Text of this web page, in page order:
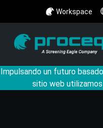
Workspace
Impulsando un futuro
sitio web